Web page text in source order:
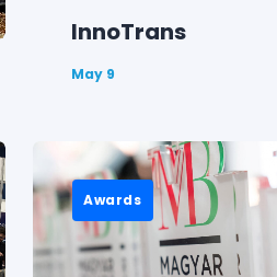
InnoTrans
May 9
Awards